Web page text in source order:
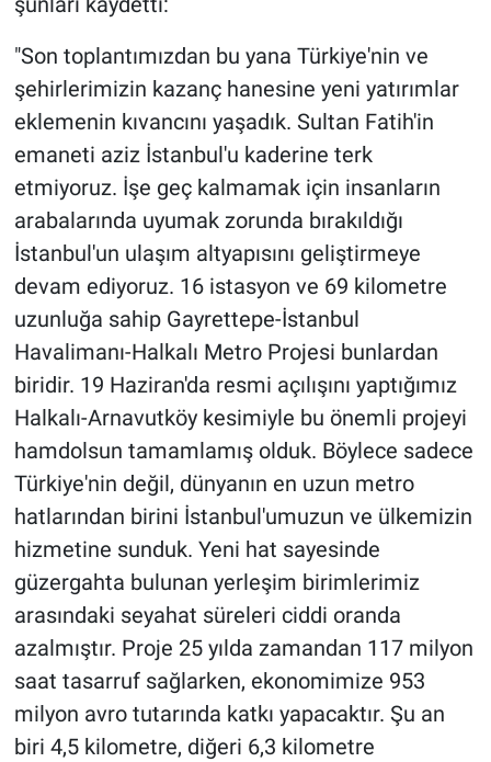
"Son toplantımızdan bu yana Türkiye'nin ve
şehirlerimizin kazanç hanesine yeni yatırımlar
eklemenin kıvancını yaşadık. Sultan Fatih'in
emaneti aziz İstanbul'u kaderine terk
etmiyoruz. İşe geç kalmamak için insanların
arabalarında uyumak zorunda bırakıldığı
İstanbul'un ulaşım altyapısını geliştirmeye
devam ediyoruz. 16 istasyon ve 69 kilometre
uzunluğa sahip Gayrettepe-İstanbul
Havalimanı-Halkalı Metro Projesi bunlardan
biridir. 19 Haziran'da resmi açılışını yaptığımız
Halkalı-Arnavutköy kesimiyle bu önemli projeyi
hamdolsun tamamlamış olduk. Böylece sadece
Türkiye'nin değil, dünyanın en uzun metro
hatlarından birini İstanbul'umuzun ve ülkemizin
hizmetine sunduk. Yeni hat sayesinde
güzergahta bulunan yerleşim birimlerimiz
arasındaki seyahat süreleri ciddi oranda
azalmıştır. Proje 25 yılda zamandan 117 milyon
saat tasarruf sağlarken, ekonomimize 953
milyon avro tutarında katkı yapacaktır. Şu an
biri 4,5 kilometre, diğeri 6,3 kilometre